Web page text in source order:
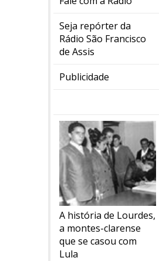
Seja repórter da
Rádio São Francisco
de Assis
Publicidade
A história de Lourdes,
a montes-clarense
que se casou com
Lula